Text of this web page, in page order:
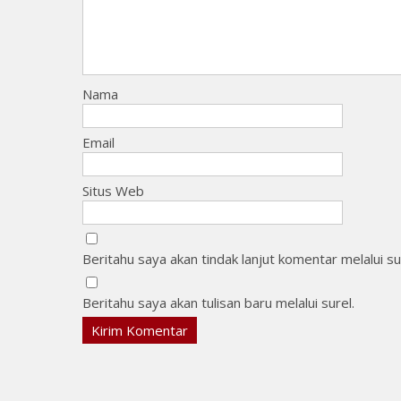
Nama
Email
Situs Web
Beritahu saya akan tindak lanjut komentar melalui
Beritahu saya akan tulisan baru melalui surel.